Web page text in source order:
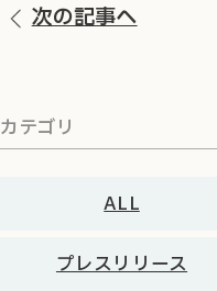
次の記事へ
カテゴリ
ALL
プレスリリース